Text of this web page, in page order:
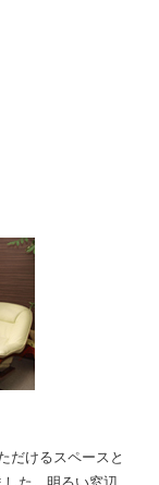
だけるスペースと